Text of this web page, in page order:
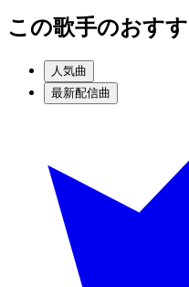
この歌手のおす
人気曲
最新配信曲